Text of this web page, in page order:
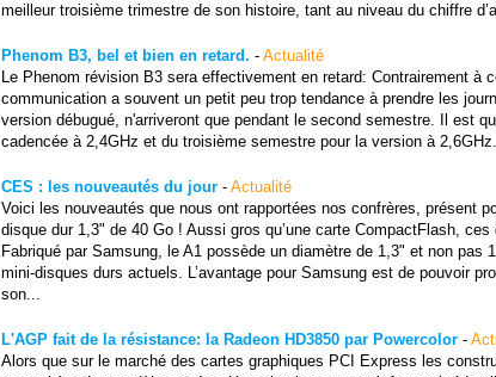
meilleur troisième trimestre de son histoire, tant au niveau du chiffre
Phenom B3, bel et bien en retard. - Actualité
Le Phenom révision B3 sera effectivement en retard: Contrairement
communication a souvent un petit peu trop tendance à prendre les
version débugué, n'arriveront que pendant le second semestre. Il est
cadencée à 2,4GHz et du troisième semestre pour la version à
CES : les nouveautés du jour- Actualité
Voici les nouveautés que nous ont rapportées nos confrères, présent
disque dur 1,3" de 40 Go ! Aussi gros qu’une carte CompactFlash,
Fabriqué par Samsung, le A1 possède un diamètre de 1,3" et non
mini-disques durs actuels. L’avantage pour Samsung est de pouvoir
son...
L'AGP fait de la résistance: la Radeon HD3850 par Powercolor-
Alors que sur le marché des cartes graphiques PCI Express les